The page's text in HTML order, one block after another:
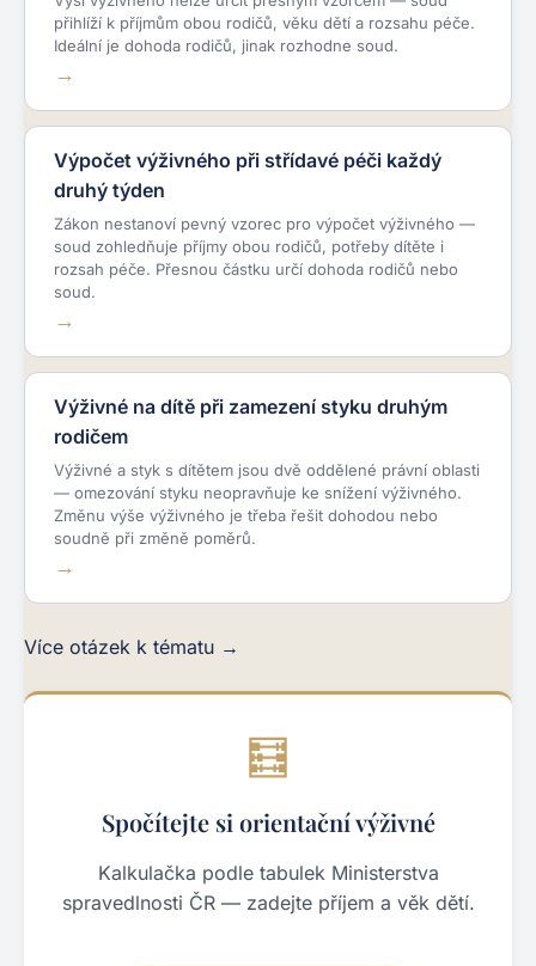
přihlíží k příjmům obou rodičů, věku dětí a rozsahu péče.
Ideální je dohoda rodičů, jinak rozhodne soud.
Výpočet výživného při střídavé péči každý
druhý týden
Zákon nestanoví pevný vzorec pro výpočet výživného —
soud zohledňuje příjmy obou rodičů, potřeby dítěte i
rozsah péče. Přesnou částku určí dohoda rodičů nebo
soud.
Výživné na dítě při zamezení styku druhým
rodičem
Výživné a styk s dítětem jsou dvě oddělené právní oblasti
— omezování styku neopravňuje ke snížení výživného.
Změnu výše výživného je třeba řešit dohodou nebo
soudně při změně poměrů.
Více otázek k tématu →
🧮
Spočítejte si orientační výživné
Kalkulačka podle tabulek Ministerstva
spravedlnosti ČR — zadejte příjem a věk dětí.